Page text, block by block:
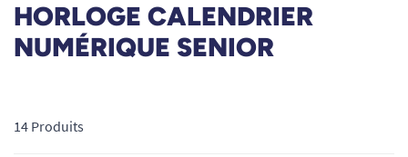
HORLOGE CALENDRIER
NUMÉRIQUE SENIOR
14 Produits